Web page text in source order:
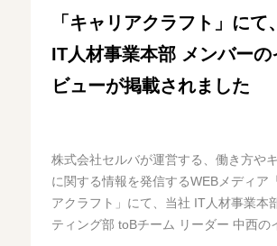
「キャリアクラフト」にて
IT人材事業本部 メンバーの
ビューが掲載されました
株式会社セルバが運営する、働き方や
に関する情報を発信するWEBメディア
アクラフト」にて、当社 IT人材事業本
ティング部 toBチーム リーダー 中西の